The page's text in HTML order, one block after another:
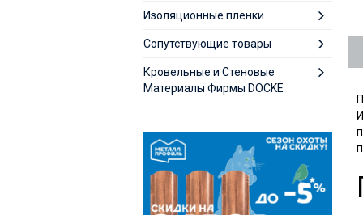
Изоляционные пленки
Сопутствующие товары
Кровельные и Стеновые
Материалы Фирмы DÖCKE